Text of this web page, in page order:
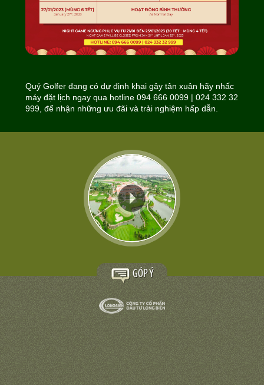
Quý Golfer đang có dự định khai gậy tân xuân hãy nhấc
máy đặt lịch ngay qua hotline 094 666 0099 | 024 332 32
999, để nhận những ưu đãi và trải nghiệm hấp dẫn.
GÓP Ý